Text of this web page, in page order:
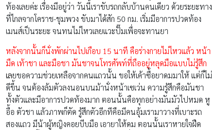
ท้องเลยค่ะ เรื่องมีอยู่ว่า วันนี้เราขับรถกลับบ้านคนเดียว ด้วยระยะทาง
ที่ไกลจากโคราช-ชุมพวง ขับมาได้สัก 50 กม. เริ่มมีอาการปวดท้อง
เมนส์เป็นระยะ จนทนไม่ไหวเลยแวะปั๊มเพื่อจะทานยา
หลังจากนั้นก็นั่งพักผ่านไปเกือบ 15 นาที คือร่างกายไม่ไหวแล้ว หน้า
มืด เท้าชา และมือชา มันชาจนโทรศัพท์ที่ถืออยู่หลุดมือแบบไม่รู้สึก
เลยขอความช่วยเหลือจากคนแถวนั้น ขอให้เค้าซื้อยาดมมาให้ แต่ก็ไม่
ดีขึ้น จนต้องล้มตัวลงนอนบนม้านั่งหน้าเซเว่น ความรู้สึกคือมันชา
ทั้งตัวและมีอาการปวดท้องมาก ตอนนั้นคือทุกอย่างมันมัวไปหมด หู
อื้อ ตัวชา แล้วภาพก็ตัด รู้สึกตัวอีกทีคือมีคนอุ้มเรามาวางที่เบาะรถ
สองแถว มีน้าผู้หญิงคอยบีบมือ เอายาให้ดม ตอนนั้นเราหายใจฝืด